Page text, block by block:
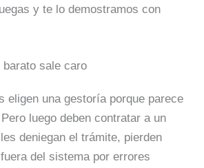
y te lo demostramos con
barato sale caro
eligen una gestoría porque parece
luego deben contratar a un
deniegan el trámite, pierden
del sistema por errores